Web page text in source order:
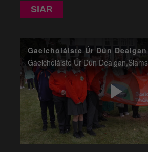
SIAR
Gaelcholáiste Úr Dún Dealgan